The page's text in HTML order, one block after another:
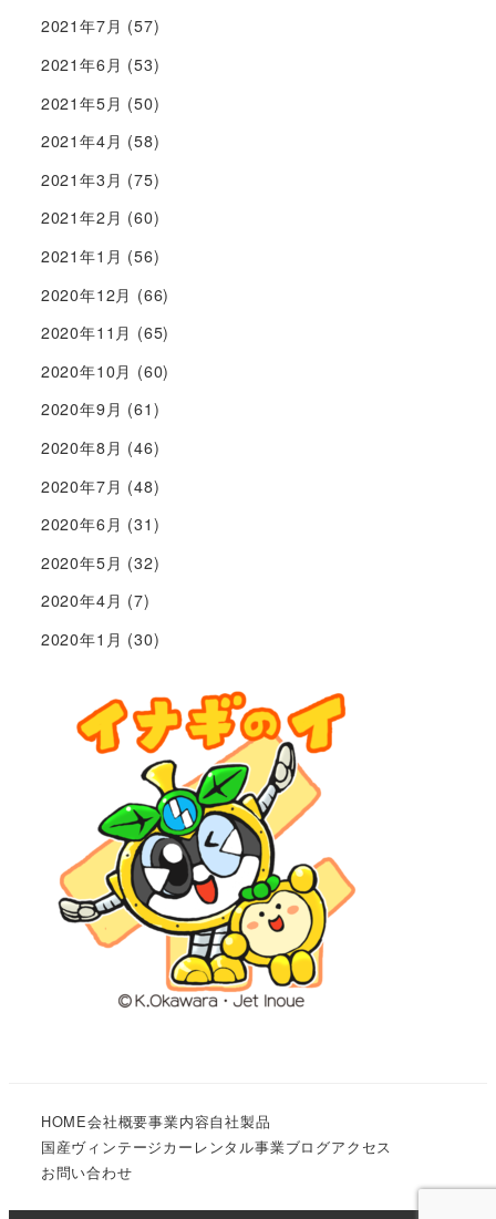
2021年7月 (57)
2021年6月 (53)
2021年5月 (50)
2021年4月 (58)
2021年3月 (75)
2021年2月 (60)
2021年1月 (56)
2020年12月 (66)
2020年11月 (65)
2020年10月 (60)
2020年9月 (61)
2020年8月 (46)
2020年7月 (48)
2020年6月 (31)
2020年5月 (32)
2020年4月 (7)
2020年1月 (30)
HOME会社概要事業内容自社製品
国産ヴィンテージカーレンタル事業ブログアクセス
お問い合わせ